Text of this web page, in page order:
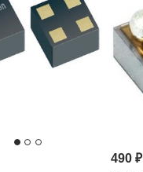
490₽